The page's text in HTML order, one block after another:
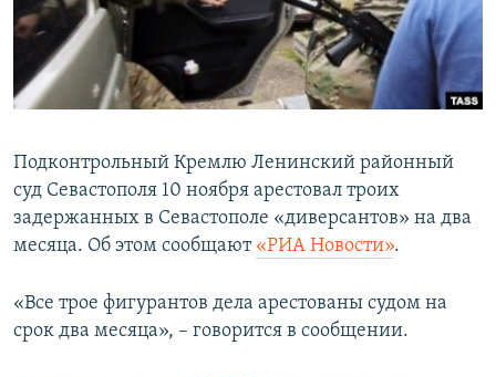
ПОБЕДИТЕЛЕЙ НЕ СУДЯТ?
КРЫМ.НЕПОКОРЕННЫЙ
ELIFBE
ПРИСОЕДИНЯЙТЕСЬ!
Все сайты RFE/RL
Подконтрольный Кремлю Ленинский районный
суд Севастополя 10 ноября арестовал троих
задержанных в Севастополе «диверсантов» на два
месяца. Об этом сообщают «РИА Новости».
«Все трое фигурантов дела арестованы судом на
срок два месяца», – говорится в сообщении.